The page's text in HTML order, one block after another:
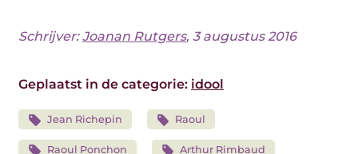
Schrijver:Joanan Rutgers, 3 augustus 2016
Geplaatst in de categorie: idool
Jean Richepin Raoul
Raoul Ponchon Arthur Rimbaud